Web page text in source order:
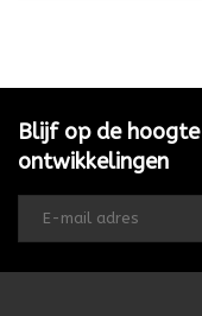
Blijf op de
ontwikkelingen